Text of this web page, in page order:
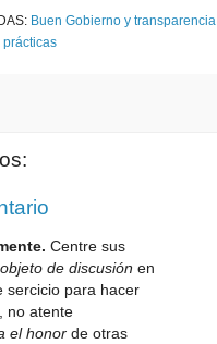
Buen Gobierno y transparencia
prácticas
Centre sus
de discusión en
sercicio para hacer
, no atente
el honor de otras